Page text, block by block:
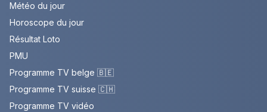
Météo du jour
Horoscope du jour
Résultat Loto
PMU
Programme TV belge 🇧🇪
Programme TV suisse 🇨🇭
Programme TV vidéo